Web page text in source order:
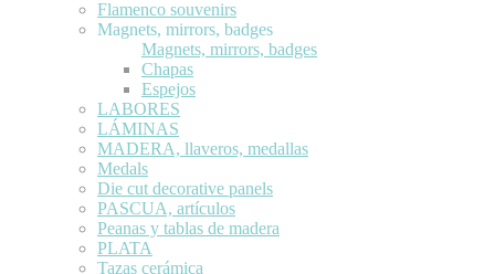
Flamenco souvenirs
Magnets, mirrors, badges
Magnets, mirrors, badges
Chapas
Espejos
LABORES
LÁMINAS
MADERA, llaveros, medallas
Medals
Die cut decorative panels
PASCUA, artículos
Peanas y tablas de madera
PLATA
Tazas cerámica